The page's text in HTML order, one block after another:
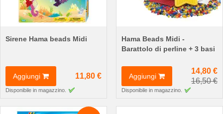
Sirene Hama beads Midi
Aggiungi 11,80 €
Disponibile in magazzino.
Hama Beads Midi -
Barattolo di perline + 3 basi
Aggiungi
14,80 €
16,50 €
Disponibile in magazzino.